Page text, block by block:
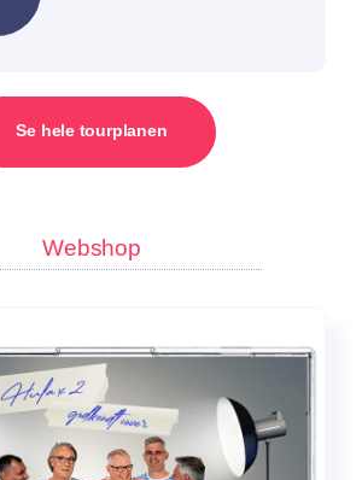
Se hele tourplanen
Webshop